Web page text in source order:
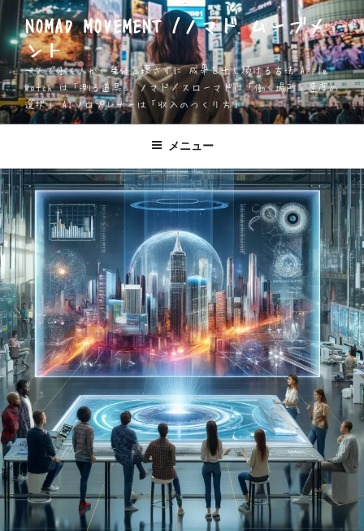
ン
テ
ン
ツ
へ
ス
プ
NOMAD MOVEMENT /ノマド ムーブメ
ント
一人で働く人が、身体を壊さずに 成果を出し続ける方法 Apple
Watch は「測る道具」 ノマド／スローマドは「働く場所と速度の
選択」 AIソロプレナーは「収入のつくり方」
メニュー